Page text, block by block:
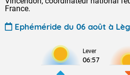
France.
Ephéméride du 06 août à
Lever
06:57